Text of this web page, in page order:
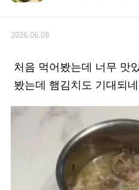
2026.06.08
처음 먹어봤는데 너무 맛
봤는데 햄김치도 기대되